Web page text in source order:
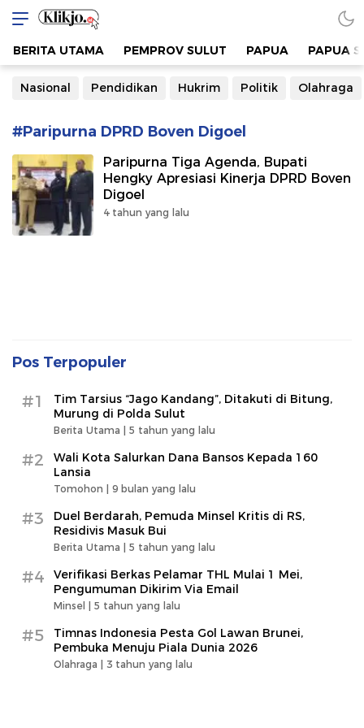
www.klikjo.id
Terkini, Konstruktif dan Berimbang
BERITA UTAMA PEMPROV SULUT PAPUA PAPUA
Nasional Pendidikan Hukrim Politik Olahraga
#Paripurna DPRD Boven Digoel
Paripurna Tiga Agenda, Bupati
Hengky Apresiasi Kinerja DPRD Boven
Digoel
4 tahun yang lalu
Pos Terpopuler
#1
Tim Tarsius “Jago Kandang”, Ditakuti di Bitung,
Murung di Polda Sulut
Berita Utama | 5 tahun yang lalu
#2
Wali Kota Salurkan Dana Bansos Kepada 160
Lansia
Tomohon | 9 bulan yang lalu
#3
Duel Berdarah, Pemuda Minsel Kritis di RS,
Residivis Masuk Bui
Berita Utama | 5 tahun yang lalu
#4
Verifikasi Berkas Pelamar THL Mulai 1 Mei,
Pengumuman Dikirim Via Email
Minsel | 5 tahun yang lalu
#5
Timnas Indonesia Pesta Gol Lawan Brunei,
Pembuka Menuju Piala Dunia 2026
Olahraga | 3 tahun yang lalu